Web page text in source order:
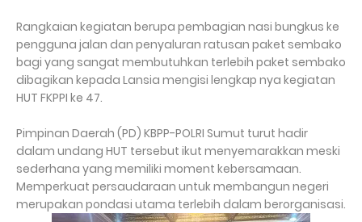
Rangkaian kegiatan berupa pembagian nasi bungkus ke
pengguna jalan dan penyaluran ratusan paket sembako
bagi yang sangat membutuhkan terlebih paket sembako
dibagikan kepada Lansia mengisi lengkap nya kegiatan
HUT FKPPI ke 47.
Pimpinan Daerah (PD) KBPP-POLRI Sumut turut hadir
dalam undang HUT tersebut ikut menyemarakkan meski
sederhana yang memiliki moment kebersamaan.
Memperkuat persaudaraan untuk membangun negeri
merupakan pondasi utama terlebih dalam berorganisasi.